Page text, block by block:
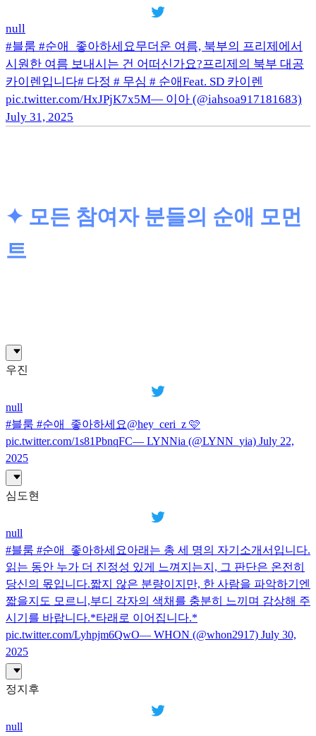
null
#블룸 #순애_좋아하세요무더운 여름, 북부의 프리제에서
시원한 여름 보내시는 건 어떠신가요?프리제의 북부 대공
카이렌입니다# 다정 # 무심 # 순애Feat. SD 카이렌
pic.twitter.com/HxJPjK7x5M— 이아 (@iahsoa917181683)
July 31, 2025
✦ 모든 참여자 분들의 순애 모먼
트
우진
null
#블룸 #순애_좋아하세요@hey_ceri_z 🩷
pic.twitter.com/1s81PbnqFC— LYNNia (@LYNN_yia) July 22,
2025
심도현
null
#블룸 #순애_좋아하세요아래는 총 세 명의 자기소개서입니다.
읽는 동안 누가 더 진정성 있게 느껴지는지, 그 판단은 온전히
당신의 몫입니다.짧지 않은 분량이지만, 한 사람을 파악하기엔
짧을지도 모르니,부디 각자의 색채를 충분히 느끼며 감상해 주
시기를 바랍니다.*타래로 이어집니다.*
pic.twitter.com/Lyhpjm6QwO— WHON (@whon2917) July 30,
2025
정지후
null